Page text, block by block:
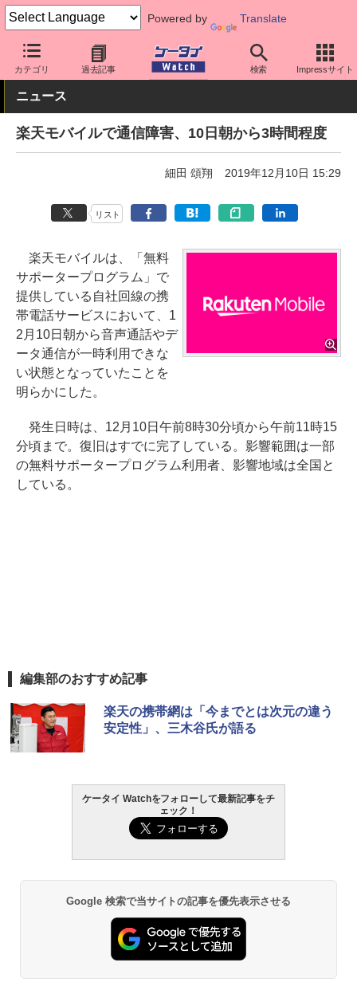
Powered by Translate
カテゴリ 過去記事 検索 Impressサイト
ケータイ Watch キャリア 楽天 ネットワーク/技術
ニュース
楽天モバイルで通信障害、10日朝から3時間程度
細田 頌翔 2019年12月10日 15:29
リスト
楽天モバイルは、「無料
サポータープログラム」で
提供している自社回線の携
帯電話サービスにおいて、1
2月10日朝から音声通話やデ
ータ通信が一時利用できな
い状態となっていたことを
明らかにした。
発生日時は、12月10日午前8時30分頃から午前11時15
分頃まで。復旧はすでに完了している。影響範囲は一部
の無料サポータープログラム利用者、影響地域は全国と
している。
編集部のおすすめ記事
楽天の携帯網は「今までとは次元の違う
安定性」、三木谷氏が語る
ケータイ Watchをフォローして最新記事をチ
ェック！
Google 検索で当サイトの記事を優先表示させる